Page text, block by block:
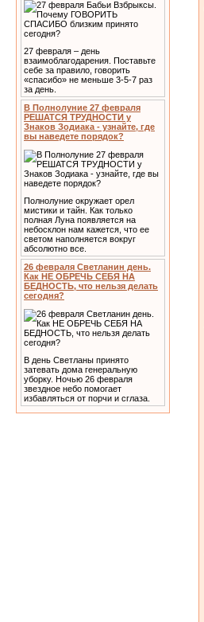
27 февраля – день
взаимоблагодарения. Поставьте
себе за правило, говорить
«спасибо» не меньше 3-5-7 раз
за день.
В Полнолуние 27 февраля
РЕШАТСЯ ТРУДНОСТИ у
Знаков Зодиака - узнайте, где
вы наведете порядок?
Полнолуние окружает орел
мистики и тайн. Как только
полная Луна появляется на
небосклон нам кажется, что ее
светом наполняется вокруг
абсолютно все.
26 февраля Светланин день.
Как НЕ ОБРЕЧЬ СЕБЯ НА
БЕДНОСТЬ, что нельзя делать
сегодня?
В день Светланы принято
затевать дома генеральную
уборку. Ночью 26 февраля
звездное небо помогает
избавляться от порчи и сглаза.